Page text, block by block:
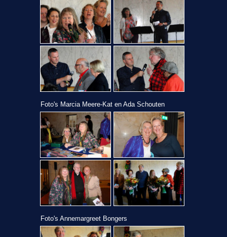
Foto's Marcia Meere-Kat en Ada Schouten
Foto's Annemargreet Bongers